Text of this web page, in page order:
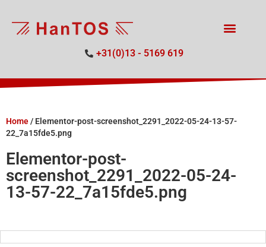
+31(0)13 - 5169 619
Home/ Elementor-post-screenshot_2291_2022-05-24-13-57-
22_7a15fde5.png
Elementor-post-
screenshot_2291_2022-05-24-
13-57-22_7a15fde5.png